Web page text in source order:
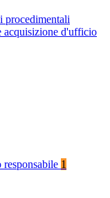
procedimentali
acquisizione d'ufficio
1